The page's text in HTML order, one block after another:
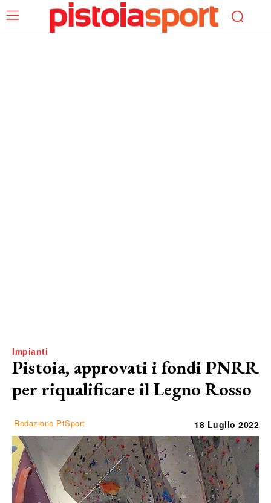
Impianti
Pistoia, approvati i fondi PNRR
per riqualificare il Legno Rosso
Redazione PtSport 18 Luglio 2022